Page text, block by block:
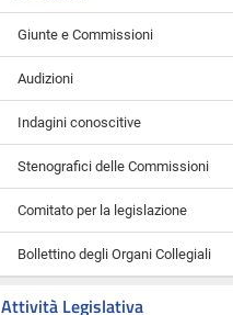
Giunte e Commissioni
Audizioni
Indagini conoscitive
Stenografici delle Commissioni
Comitato per la legislazione
Bollettino degli Organi Collegiali
Attività Legislativa